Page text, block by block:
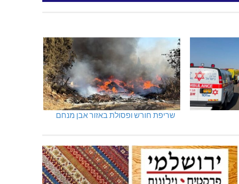
שריפת חורש ופסולת באזור אבן מנחם